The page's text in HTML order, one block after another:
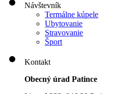
Návštevník
Termálne kúpele
Ubytovanie
Stravovanie
Šport
Kontakt
Obecný úrad Patince